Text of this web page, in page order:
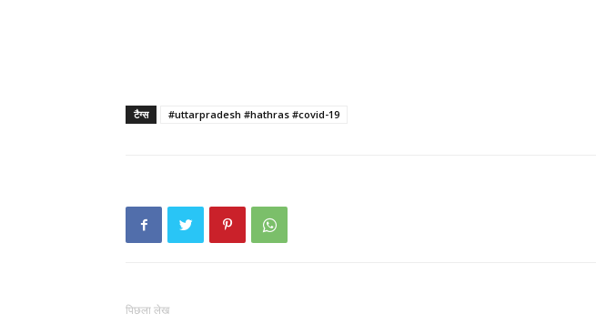
टैग्स #uttarpradesh #hathras #covid-19
पिछला लेख